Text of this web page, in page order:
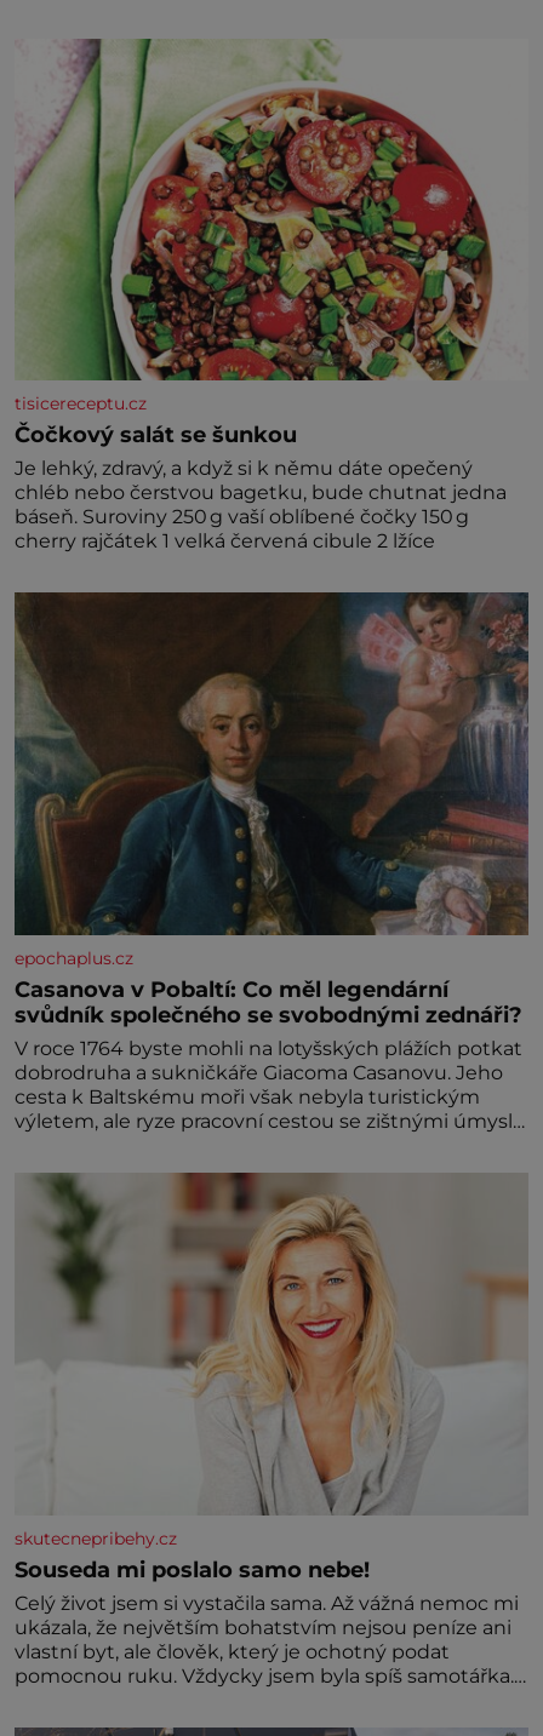
tisicereceptu.cz
Čočkový salát se šunkou
Je lehký, zdravý, a když si k němu dáte opečený
chléb nebo čerstvou bagetku, bude chutnat jedna
báseň. Suroviny 250 g vaší oblíbené čočky 150 g
cherry rajčátek 1 velká červená cibule 2 lžíce
epochaplus.cz
Casanova v Pobaltí: Co měl legendární
svůdník společného se svobodnými zednáři?
V roce 1764 byste mohli na lotyšských plážích potkat
dobrodruha a sukničkáře Giacoma Casanovu. Jeho
cesta k Baltskému moři však nebyla turistickým
výletem, ale ryze pracovní cestou se zištnými úmysly.
procházel uličkami lotyšské Rigy? Casanova v Pobaltí
kontaktoval tamní zednářské lóže. Nebyl v této
oblasti žádným nováčkem, protože do zednářské
skutecnepribehy.cz
Souseda mi poslalo samo nebe!
Celý život jsem si vystačila sama. Až vážná nemoc mi
ukázala, že největším bohatstvím nejsou peníze ani
vlastní byt, ale člověk, který je ochotný podat
pomocnou ruku. Vždycky jsem byla spíš samotářka.
ani partnera. Stačily mi knihy, práce a hlavně klid.